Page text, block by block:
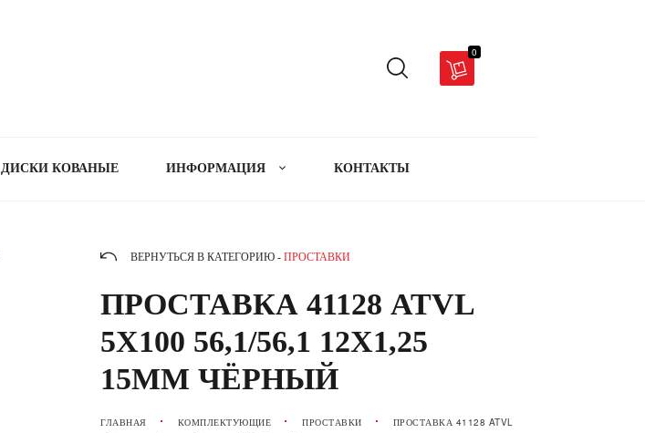
0
ДИСКИ КОВАНЫЕ ИНФОРМАЦИЯ КОНТАКТЫ
ВЕРНУТЬСЯ В КАТЕГОРИЮ - ПРОСТАВКИ
ПРОСТАВКА 41128 ATVL
5X100 56,1/56,1 12X1,25
15MM ЧЁРНЫЙ
ГЛАВНАЯ КОМПЛЕКТУЮЩИЕ ПРОСТАВКИ
ПРОСТАВКА 41128 ATVL